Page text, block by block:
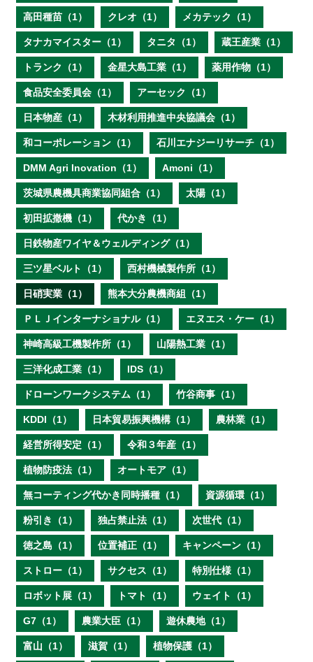
高田種苗（1） クレオ（1） メカテック（1）
タナカマイスター（1） タニタ（1） 蔵王産業（1）
トランク（1） 金星大島工業（1） 薬用作物（1）
食品安全委員会（1） アーセック（1）
日本物産（1） 木材利用推進中央協議会（1）
和コーポレーション（1） 石川エナジーリサーチ（1）
DMM Agri Inovation（1） Amoni（1）
茨城県農機具商業協同組合（1） 太陽（1）
初田拡撒機（1） 代かき（1）
日鉄物産ワイヤ＆ウェルディング（1）
三ツ星ベルト（1） 西村機械製作所（1）
日硝実業（1） 熊本大分農機商組（1）
ＰＬＪインターナショナル（1） エヌエス・ケー（1）
神崎高級工機製作所（1） 山陽熱工業（1）
三洋化成工業（1） IDS（1）
ドローンワークシステム（1） 竹谷商事（1）
KDDI（1） 日本貿易振興機構（1） 農林業（1）
経営所得安定（1） 令和３年産（1）
植物防疫法（1） オートモア（1）
無コーティング代かき同時播種（1） 資源循環（1）
粉引き（1） 独占禁止法（1） 次世代（1）
徳之島（1） 位置補正（1） キャンペーン（1）
ストロー（1） サクセス（1） 特別仕様（1）
ロボット展（1） トマト（1） ウェイト（1）
G7（1） 農業大臣（1） 遊休農地（1）
富山（1） 滋賀（1） 植物保護（1）